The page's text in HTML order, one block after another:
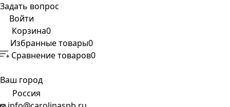
Задать вопрос
Войти
Корзина0
Избранные товары0
Сравнение товаров0
Ваш город
Россия